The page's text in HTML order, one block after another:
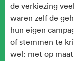
de verkiezing
waren zelf de
hun eigen
of stemmen te
wel: met op